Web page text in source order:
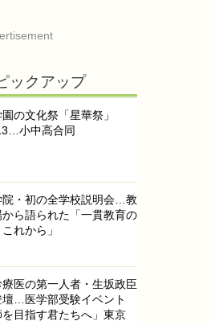
ックアップ
の文化祭「星華祭」
小中高合同
院・初の全学校説明会…教
ら語られた「一貫教育の
れから」
医の第一人者・生坂政臣
壇…医学部受験イベント
を目指す君たちへ」東京